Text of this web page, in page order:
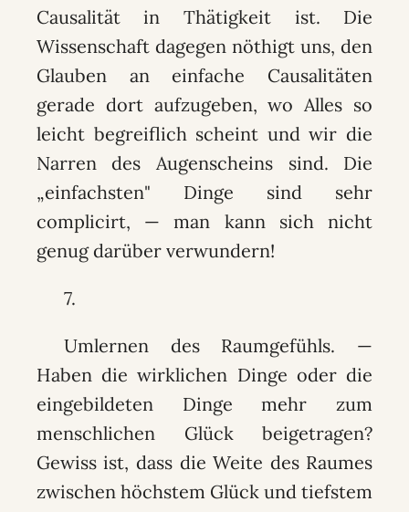
Causalität in Thätigkeit ist. Die
Wissenschaft dagegen nöthigt uns, den
Glauben an einfache Causalitäten
gerade dort aufzugeben, wo Alles so
leicht begreiflich scheint und wir die
Narren des Augenscheins sind. Die
„einfachsten" Dinge sind sehr
complicirt, — man kann sich nicht
genug darüber verwundern!
7.
Umlernen des Raumgefühls. —
Haben die wirklichen Dinge oder die
eingebildeten Dinge mehr zum
menschlichen Glück beigetragen?
Gewiss ist, dass die Weite des Raumes
zwischen höchstem Glück und tiefstem